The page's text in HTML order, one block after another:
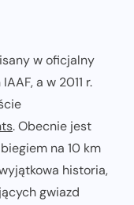
w oficjalny
a w 2011 r.
. Obecnie jest
na 10 km
historia,
gwiazd